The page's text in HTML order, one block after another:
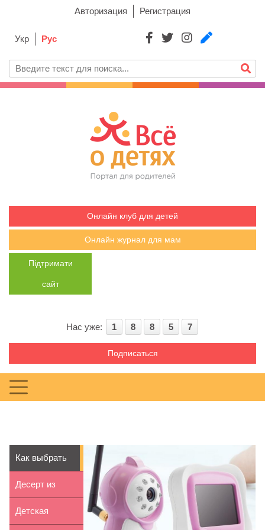
Авторизация Регистрация
Укр Рус
Онлайн клуб для детей
Онлайн журнал для мам
Підтримати
сайт
Нас уже: 1 8 8 5 7
Подписаться
Как выбрать
видеоняню
для ребенка
Десерт из
манной каши
Детская